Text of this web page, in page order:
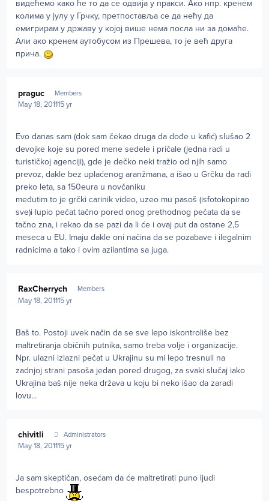
видећемо како ће то да се одвија у пракси. Ако нпр. кренем
колима у јулу у Грчку, претпоставља се да нећу да
емигрирам у државу у којој више нема посла ни за домаће.
Али ако кренем аутобусом из Прешева, то је већ друга
прича.
praguc Members
May 18, 201115 yr
Evo danas sam (dok sam čekao druga da dođe u kafić) slušao 2
devojke koje su pored mene sedele i pričale (jedna radi u
turističkoj agenciji), gde je dečko neki tražio od njih samo
prevoz, dakle bez uplaćenog aranžmana, a išao u Grčku da radi
preko leta, sa 150eura u novčaniku
međutim to je grčki carinik video, uzeo mu pasoš (isfotokopirao
sve)i lupio pečat tačno pored onog prethodnog pečata da se
tačno zna, i rekao da se pazi da li će i ovaj put da ostane 2,5
meseca u EU. Imaju dakle oni načina da se pozabave i ilegalnim
radnicima a tako i ovim azilantima sa juga.
RaxCherrych Members
May 18, 201115 yr
Baš to. Postoji uvek način da se sve lepo iskontroliše bez
maltretiranja običnih putnika, samo treba volje i organizacije.
Npr. ulazni izlazni pečat u Ukrajinu su mi lepo tresnuli na
zadnjoj strani pasoša jedan pored drugog, za svaki slučaj iako
Ukrajina baš nije neka država u koju bi neko išao da zaradi
lovu...
chivitli Administrators
May 18, 201115 yr
Ja sam skeptičan, osećam da će maltretirati puno ljudi
bespotrebno